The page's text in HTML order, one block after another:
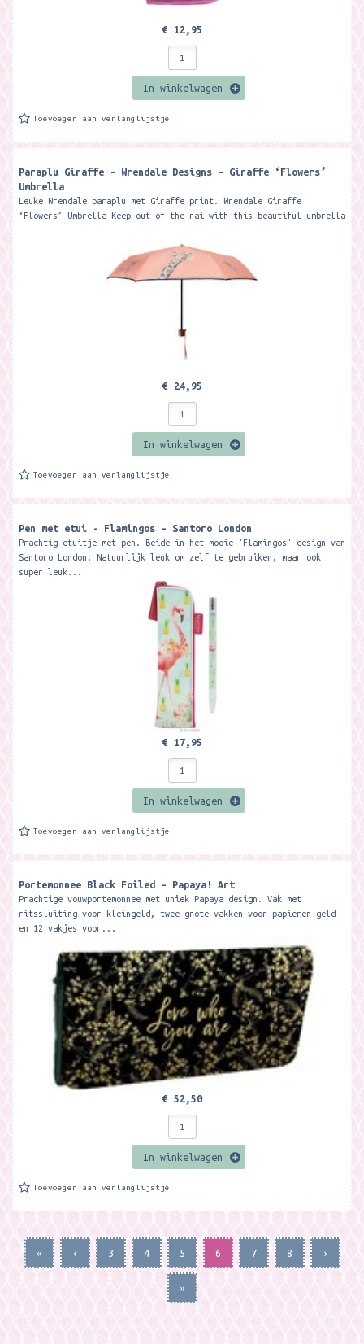
€ 12,95
In winkelwagen
Toevoegen aan verlanglijstje
Paraplu Giraffe - Wrendale Designs - Giraffe ‘Flowers’
Umbrella
Leuke Wrendale paraplu met Giraffe print. Wrendale Giraffe
‘Flowers’ Umbrella Keep out of the rai with this beautiful umbrella
€ 24,95
In winkelwagen
Toevoegen aan verlanglijstje
Pen met etui - Flamingos - Santoro London
Prachtig etuitje met pen. Beide in het mooie 'Flamingos' design van
Santoro London. Natuurlijk leuk om zelf te gebruiken, maar ook
super leuk...
€ 17,95
In winkelwagen
Toevoegen aan verlanglijstje
Portemonnee Black Foiled - Papaya! Art
Prachtige vouwportemonnee met uniek Papaya design. Vak met
ritssluiting voor kleingeld, twee grote vakken voor papieren geld
en 12 vakjes voor...
€ 52,50
In winkelwagen
Toevoegen aan verlanglijstje
« ‹ 3 4 5 6 7 8 ›
»